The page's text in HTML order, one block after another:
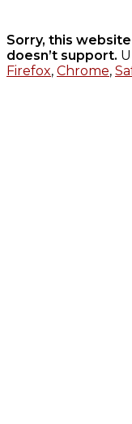
Sorry, this
doesn’t support.
Firefox, Chrome,